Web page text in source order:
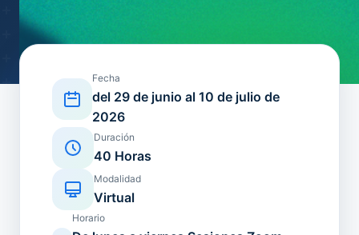
Fecha
del 29 de junio al 10 de julio de
2026
Duración
40 Horas
Modalidad
Virtual
Horario